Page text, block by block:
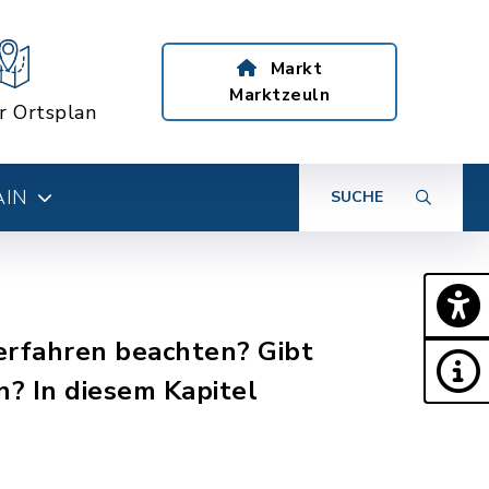
Ortsplan
Markt
Marktzeuln
SUCHE
beachten? Gibt
In diesem Kapitel